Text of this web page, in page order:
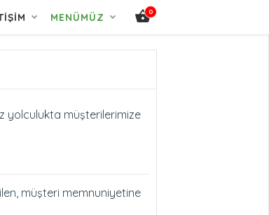
0
MENÜMÜZ
yolculukta müşterilerimize
müşteri memnuniyetine